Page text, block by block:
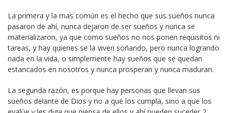
La primera y la mas común es el hecho que sus sueños nunca
pasaron de ahí, nunca dejaron de ser sueños y nunca se
materializaron, ya que como sueños no nos ponen requisitos ni
tareas, y hay quienes se la viven soñando, pero nunca logrando
nada en la vida, o simplemente hay sueños que se quedan
estancados en nosotros y nunca prosperan y nunca maduran.
La segunda razón, es porque hay personas que llevan sus
sueños delante de Dios y no a que los cumpla, sino a que los